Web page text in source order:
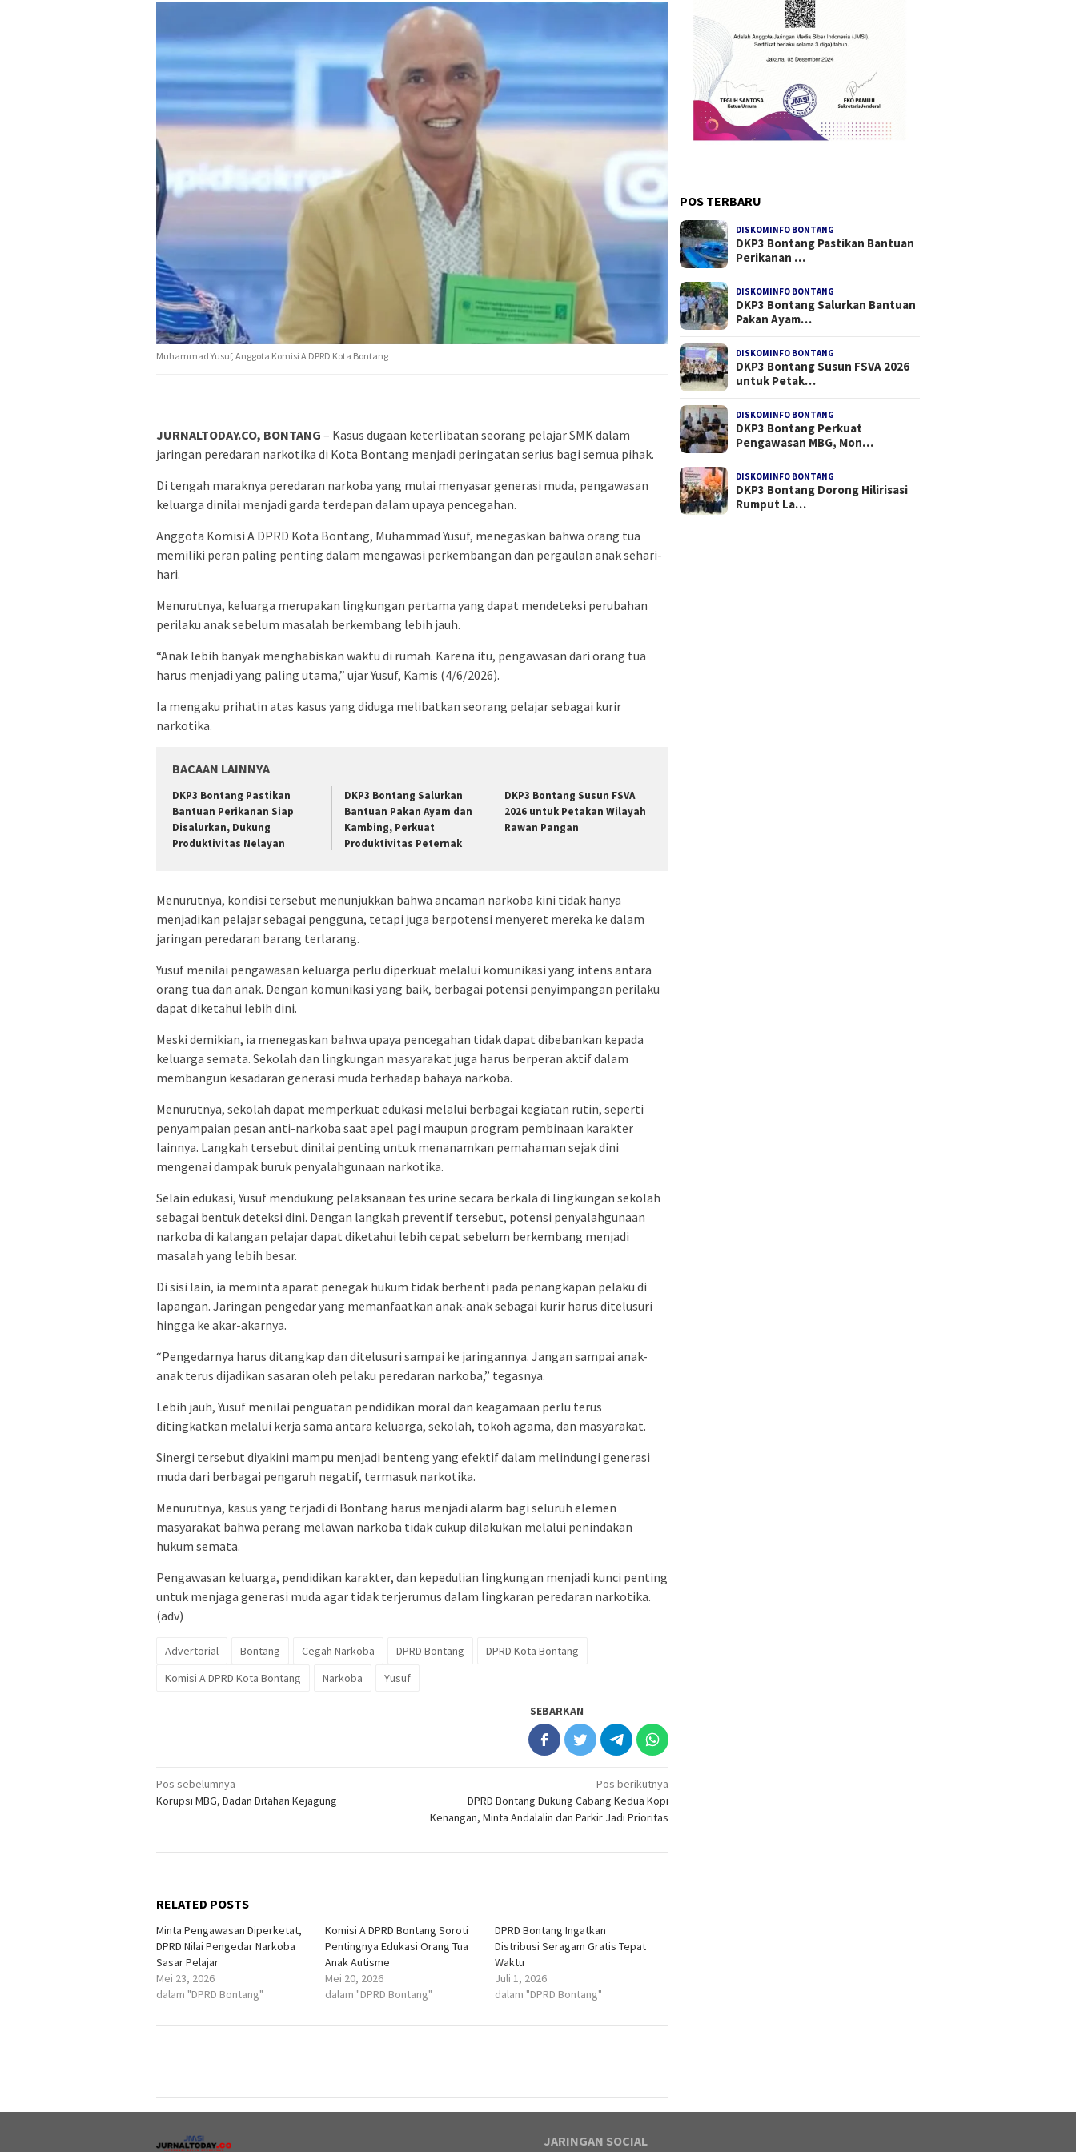
Muhammad Yusuf, Anggota Komisi A DPRD Kota Bontang
JURNALTODAY.CO, BONTANG – Kasus dugaan keterlibatan seorang pelajar SMK dalam
jaringan peredaran narkotika di Kota Bontang menjadi peringatan serius bagi semua pihak.
Di tengah maraknya peredaran narkoba yang mulai menyasar generasi muda, pengawasan
keluarga dinilai menjadi garda terdepan dalam upaya pencegahan.
Anggota Komisi A DPRD Kota Bontang, Muhammad Yusuf, menegaskan bahwa orang tua
memiliki peran paling penting dalam mengawasi perkembangan dan pergaulan anak sehari-
hari.
Menurutnya, keluarga merupakan lingkungan pertama yang dapat mendeteksi perubahan
perilaku anak sebelum masalah berkembang lebih jauh.
“Anak lebih banyak menghabiskan waktu di rumah. Karena itu, pengawasan dari orang tua
harus menjadi yang paling utama,” ujar Yusuf, Kamis (4/6/2026).
Ia mengaku prihatin atas kasus yang diduga melibatkan seorang pelajar sebagai kurir
narkotika.
BACAAN LAINNYA
DKP3 Bontang Pastikan
Bantuan Perikanan Siap
Disalurkan, Dukung
Produktivitas Nelayan
DKP3 Bontang Salurkan
Bantuan Pakan Ayam dan
Kambing, Perkuat
Produktivitas Peternak
DKP3 Bontang Susun FSVA
2026 untuk Petakan Wilayah
Rawan Pangan
Menurutnya, kondisi tersebut menunjukkan bahwa ancaman narkoba kini tidak hanya
menjadikan pelajar sebagai pengguna, tetapi juga berpotensi menyeret mereka ke dalam
jaringan peredaran barang terlarang.
Yusuf menilai pengawasan keluarga perlu diperkuat melalui komunikasi yang intens antara
orang tua dan anak. Dengan komunikasi yang baik, berbagai potensi penyimpangan perilaku
dapat diketahui lebih dini.
Meski demikian, ia menegaskan bahwa upaya pencegahan tidak dapat dibebankan kepada
keluarga semata. Sekolah dan lingkungan masyarakat juga harus berperan aktif dalam
membangun kesadaran generasi muda terhadap bahaya narkoba.
Menurutnya, sekolah dapat memperkuat edukasi melalui berbagai kegiatan rutin, seperti
penyampaian pesan anti-narkoba saat apel pagi maupun program pembinaan karakter
lainnya. Langkah tersebut dinilai penting untuk menanamkan pemahaman sejak dini
mengenai dampak buruk penyalahgunaan narkotika.
Selain edukasi, Yusuf mendukung pelaksanaan tes urine secara berkala di lingkungan sekolah
sebagai bentuk deteksi dini. Dengan langkah preventif tersebut, potensi penyalahgunaan
narkoba di kalangan pelajar dapat diketahui lebih cepat sebelum berkembang menjadi
masalah yang lebih besar.
Di sisi lain, ia meminta aparat penegak hukum tidak berhenti pada penangkapan pelaku di
lapangan. Jaringan pengedar yang memanfaatkan anak-anak sebagai kurir harus ditelusuri
hingga ke akar-akarnya.
“Pengedarnya harus ditangkap dan ditelusuri sampai ke jaringannya. Jangan sampai anak-
anak terus dijadikan sasaran oleh pelaku peredaran narkoba,” tegasnya.
Lebih jauh, Yusuf menilai penguatan pendidikan moral dan keagamaan perlu terus
ditingkatkan melalui kerja sama antara keluarga, sekolah, tokoh agama, dan masyarakat.
Sinergi tersebut diyakini mampu menjadi benteng yang efektif dalam melindungi generasi
muda dari berbagai pengaruh negatif, termasuk narkotika.
Menurutnya, kasus yang terjadi di Bontang harus menjadi alarm bagi seluruh elemen
masyarakat bahwa perang melawan narkoba tidak cukup dilakukan melalui penindakan
hukum semata.
Pengawasan keluarga, pendidikan karakter, dan kepedulian lingkungan menjadi kunci penting
untuk menjaga generasi muda agar tidak terjerumus dalam lingkaran peredaran narkotika.
(adv)
Advertorial Bontang Cegah Narkoba DPRD Bontang
DPRD Kota Bontang
Komisi A DPRD Kota Bontang
Narkoba Yusuf
SEBARKAN
Navigasi
pos
Pos sebelumnya
Korupsi MBG, Dadan Ditahan Kejagung
Pos berikutnya
DPRD Bontang Dukung Cabang Kedua Kopi
Kenangan, Minta Andalalin dan Parkir Jadi Prioritas
RELATED POSTS
Minta Pengawasan Diperketat,
DPRD Nilai Pengedar Narkoba
Sasar Pelajar
Mei 23, 2026
dalam "DPRD Bontang"
Komisi A DPRD Bontang Soroti
Pentingnya Edukasi Orang Tua
Anak Autisme
Mei 20, 2026
dalam "DPRD Bontang"
DPRD Bontang Ingatkan
Distribusi Seragam Gratis Tepat
Waktu
Juli 1, 2026
dalam "DPRD Bontang"
POS TERBARU
DISKOMINFO BONTANG
DKP3 Bontang Pastikan Bantuan
Perikanan …
DISKOMINFO BONTANG
DKP3 Bontang Salurkan Bantuan
Pakan Ayam…
DISKOMINFO BONTANG
DKP3 Bontang Susun FSVA 2026
untuk Petak…
DISKOMINFO BONTANG
DKP3 Bontang Perkuat
Pengawasan MBG, Mon…
DISKOMINFO BONTANG
DKP3 Bontang Dorong Hilirisasi
Rumput La…
JARINGAN SOCIAL